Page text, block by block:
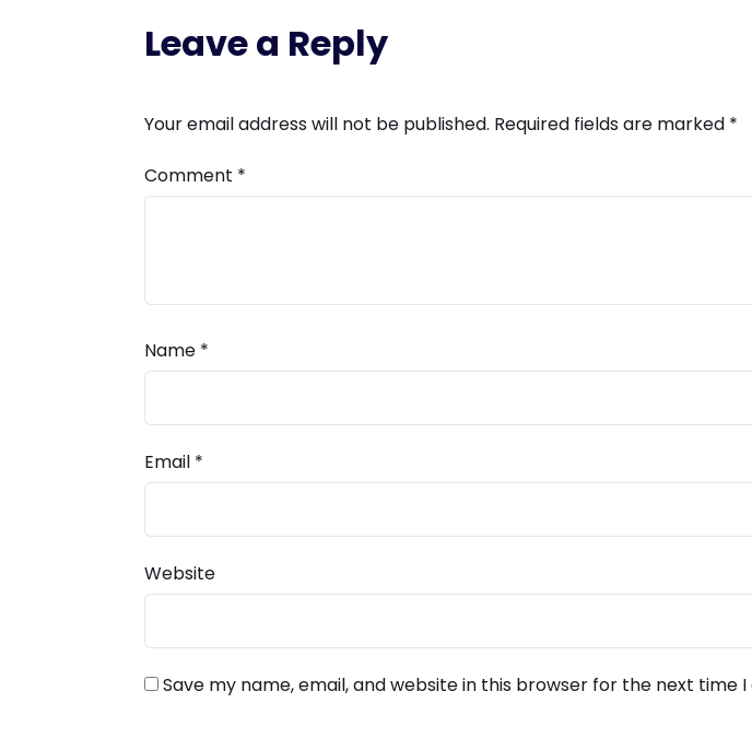
Leave a Reply
Your email address will not be published. Required fields are marked *
Comment *
Name *
Email *
Website
Save my name, email, and website in this browser for the next time